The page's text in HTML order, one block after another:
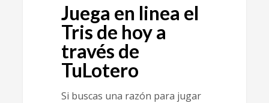
Juega en linea el
Tris de hoy a
través de
TuLotero
Si buscas una razón para jugar